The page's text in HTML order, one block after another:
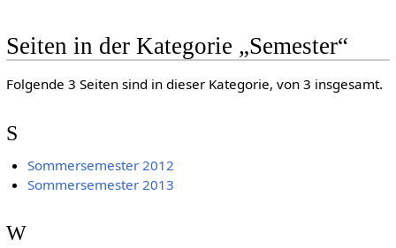
Seiten in der Kategorie „Semester“
Folgende 3 Seiten sind in dieser Kategorie, von 3 insgesamt.
S
Sommersemester 2012
Sommersemester 2013
W